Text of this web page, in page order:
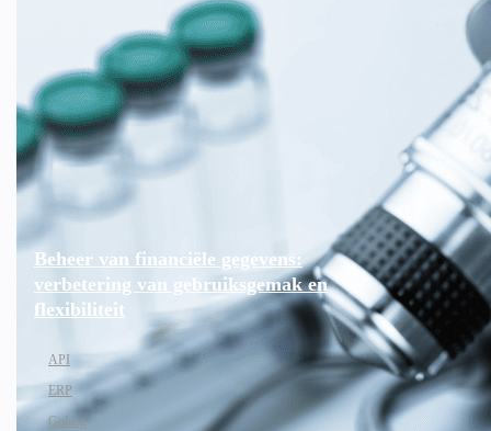
Beheer van financiële gegevens:
verbetering van gebruiksgemak en
flexibiliteit
API
ERP
Golang